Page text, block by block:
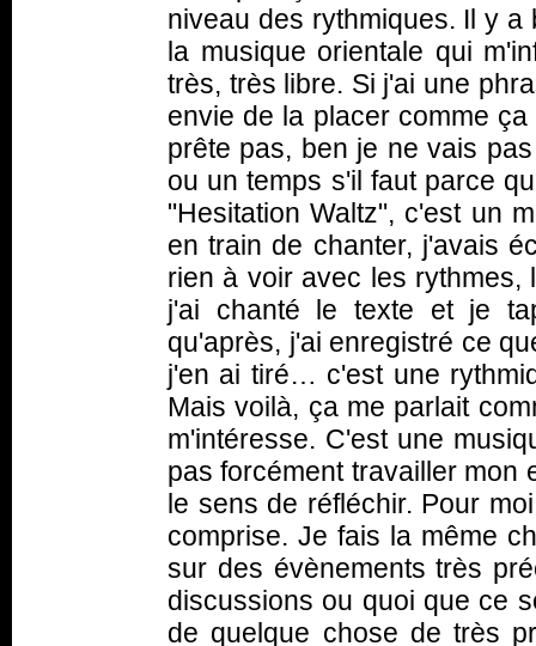
niveau des rythmiques. Il y
la musique orientale qui
très, très libre. Si j'ai une
envie de la placer comme
prête pas, ben je ne vais
ou un temps s'il faut parce
"Hesitation Waltz", c'est un
en train de chanter, j'avais
rien à voir avec les
j'ai chanté le texte et je
qu'après, j'ai enregistré ce
j'en ai tiré… c'est une
Mais voilà, ça me parlait
m'intéresse. C'est une
pas forcément travailler mon
le sens de réfléchir. Pour
comprise. Je fais la même
sur des évènements très
discussions ou quoi que ce
de quelque chose de très